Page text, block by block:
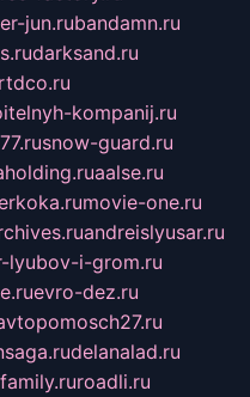
jun.rubandamn.ru
darksand.ru
rtdco.ru
kompanij.ru
snow-guard.ru
aalse.ru
movie-one.ru
andreislyusar.ru
lyubov-i-grom.ru
evro-dez.ru
delanalad.ru
roadli.ru